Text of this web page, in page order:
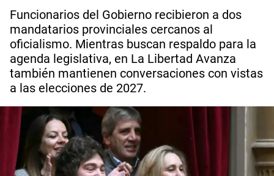
Funcionarios del Gobierno recibieron a dos
mandatarios provinciales cercanos al
oficialismo. Mientras buscan respaldo para la
agenda legislativa, en La Libertad Avanza
también mantienen conversaciones con vistas
a las elecciones de 2027.